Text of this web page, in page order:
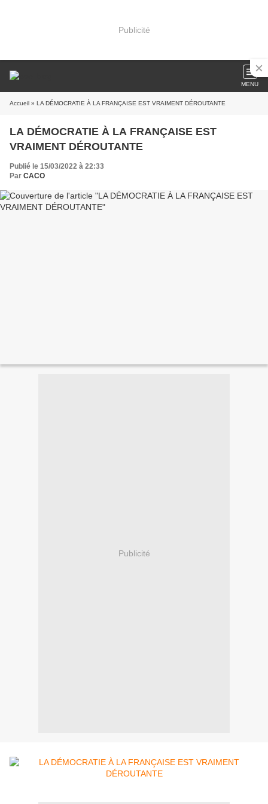
Publicité
MENU
Accueil » LA DÉMOCRATIE À LA FRANÇAISE EST VRAIMENT DÉROUTANTE
LA DÉMOCRATIE À LA FRANÇAISE EST
VRAIMENT DÉROUTANTE
Publié le 15/03/2022 à 22:33
Par CACO
Publicité